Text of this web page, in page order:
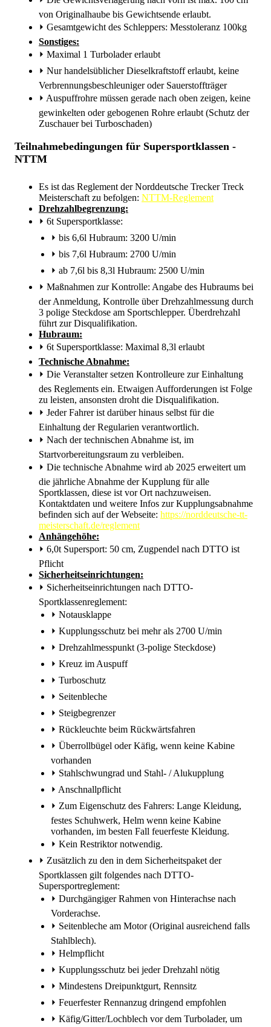
von Originalhaube bis Gewichtsende erlaubt.
⏵ Gesamtgewicht des Schleppers: Messtoleranz 100kg
Sonstiges:
⏵ Maximal 1 Turbolader erlaubt
⏵ Nur handelsüblicher Dieselkraftstoff erlaubt, keine
Verbrennungsbeschleuniger oder Sauerstoffträger
⏵ Auspuffrohre müssen gerade nach oben zeigen, keine
gewinkelten oder gebogenen Rohre erlaubt (Schutz der
Zuschauer bei Turboschaden)
Teilnahmebedingungen für Supersportklassen -
NTTM
Es ist das Reglement der Norddeutsche Trecker Treck
Meisterschaft zu befolgen: NTTM-Reglement
Drehzahlbegrenzung:
⏵ 6t Supersportklasse:
⏵ bis 6,6l Hubraum: 3200 U/min
⏵ bis 7,6l Hubraum: 2700 U/min
⏵ ab 7,6l bis 8,3l Hubraum: 2500 U/min
⏵ Maßnahmen zur Kontrolle: Angabe des Hubraums bei
der Anmeldung, Kontrolle über Drehzahlmessung durch
3 polige Steckdose am Sportschlepper. Überdrehzahl
führt zur Disqualifikation.
Hubraum:
⏵ 6t Supersportklasse: Maximal 8,3l erlaubt
Technische Abnahme:
⏵ Die Veranstalter setzen Kontrolleure zur Einhaltung
des Reglements ein. Etwaigen Aufforderungen ist Folge
zu leisten, ansonsten droht die Disqualifikation.
⏵ Jeder Fahrer ist darüber hinaus selbst für die
Einhaltung der Regularien verantwortlich.
⏵ Nach der technischen Abnahme ist, im
Startvorbereitungsraum zu verbleiben.
⏵ Die technische Abnahme wird ab 2025 erweitert um
die jährliche Abnahme der Kupplung für alle
Sportklassen, diese ist vor Ort nachzuweisen.
Kontaktdaten und weitere Infos zur Kupplungsabnahme
befinden sich auf der Webseite: https://norddeutsche-tt-
meisterschaft.de/reglement
Anhängehöhe:
⏵ 6,0t Supersport: 50 cm, Zugpendel nach DTTO ist
Pflicht
Sicherheitseinrichtungen:
⏵ Sicherheitseinrichtungen nach DTTO-
Sportklassenreglement:
⏵ Notausklappe
⏵ Kupplungsschutz bei mehr als 2700 U/min
⏵ Drehzahlmesspunkt (3-polige Steckdose)
⏵ Kreuz im Auspuff
⏵ Turboschutz
⏵ Seitenbleche
⏵ Steigbegrenzer
⏵ Rückleuchte beim Rückwärtsfahren
⏵ Überrollbügel oder Käfig, wenn keine Kabine
vorhanden
⏵ Stahlschwungrad und Stahl- / Alukupplung
⏵ Anschnallpflicht
⏵ Zum Eigenschutz des Fahrers: Lange Kleidung,
festes Schuhwerk, Helm wenn keine Kabine
vorhanden, im besten Fall feuerfeste Kleidung.
⏵ Kein Restriktor notwendig.
⏵ Zusätzlich zu den in dem Sicherheitspaket der
Sportklassen gilt folgendes nach DTTO-
Supersportreglement:
⏵ Durchgängiger Rahmen von Hinterachse nach
Vorderachse.
⏵ Seitenbleche am Motor (Original ausreichend falls
Stahlblech).
⏵ Helmpflicht
⏵ Kupplungsschutz bei jeder Drehzahl nötig
⏵ Mindestens Dreipunktgurt, Rennsitz
⏵ Feuerfester Rennanzug dringend empfohlen
⏵ Käfig/Gitter/Lochblech vor dem Turbolader, um